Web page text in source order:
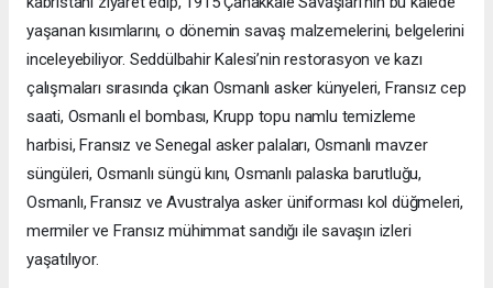
yaşanan kısımlarını, o dönemin savaş malzemelerini, belgelerini
inceleyebiliyor. Seddülbahir Kalesi’nin restorasyon ve kazı
çalışmaları sırasında çıkan Osmanlı asker künyeleri, Fransız cep
saati, Osmanlı el bombası, Krupp topu namlu temizleme
harbisi, Fransız ve Senegal asker palaları, Osmanlı mavzer
süngüleri, Osmanlı süngü kını, Osmanlı palaska barutluğu,
Osmanlı, Fransız ve Avustralya asker üniforması kol düğmeleri,
mermiler ve Fransız mühimmat sandığı ile savaşın izleri
yaşatılıyor.